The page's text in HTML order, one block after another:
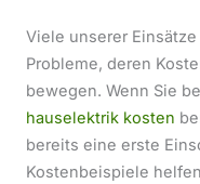
Viele unserer
Probleme, deren
bewegen. Wenn Sie
hauselektrik kosten
bereits eine erste
Kostenbeispiele